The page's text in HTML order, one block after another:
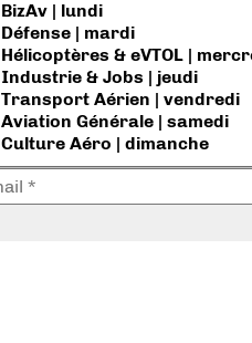
BizAv | lundi
Défense | mardi
Hélicoptères & eVTOL |
Industrie & Jobs | jeudi
Transport Aérien | vendredi
Aviation Générale | samedi
Culture Aéro | dimanche